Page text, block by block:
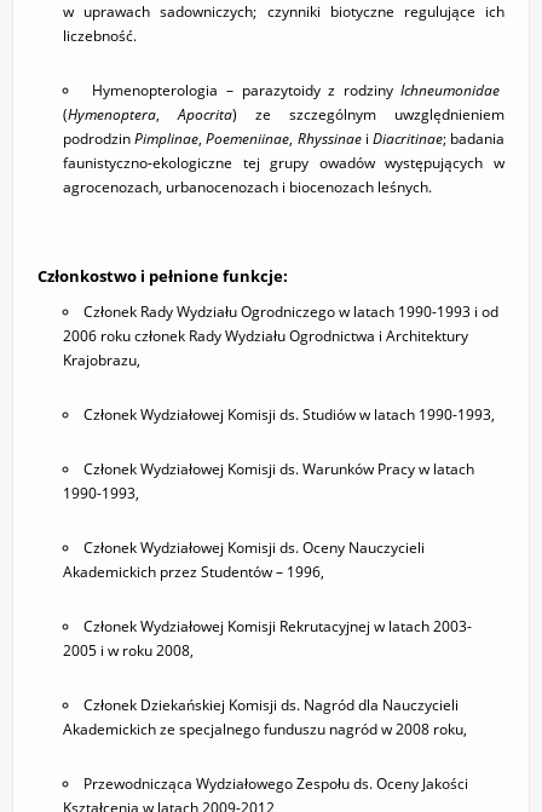
w uprawach sadowniczych; czynniki biotyczne regulujące ich
liczebność.
Hymenopterologia – parazytoidy z rodzinyIchneumonidae
(Hymenoptera,Apocrita) ze szczególnym uwzględnieniem
podrodzinPimplinae,Poemeniinae, Rhyssinaei Diacritinae; badania
faunistyczno-ekologiczne tej grupy owadów występujących w
agrocenozach, urbanocenozach i biocenozach leśnych.
Członkostwo i pełnione funkcje:
Członek Rady Wydziału Ogrodniczego w latach 1990-1993 i od
2006 roku członek Rady Wydziału Ogrodnictwa i Architektury
Krajobrazu,
Członek Wydziałowej Komisji ds. Studiów w latach 1990-1993,
Członek Wydziałowej Komisji ds. Warunków Pracy w latach
1990-1993,
Członek Wydziałowej Komisji ds. Oceny Nauczycieli
Akademickich przez Studentów – 1996,
Członek Wydziałowej Komisji Rekrutacyjnej w latach 2003-
2005 i w roku 2008,
Członek Dziekańskiej Komisji ds. Nagród dla Nauczycieli
Akademickich ze specjalnego funduszu nagród w 2008 roku,
Przewodnicząca Wydziałowego Zespołu ds. Oceny Jakości
Kształcenia w latach 2009-2012,